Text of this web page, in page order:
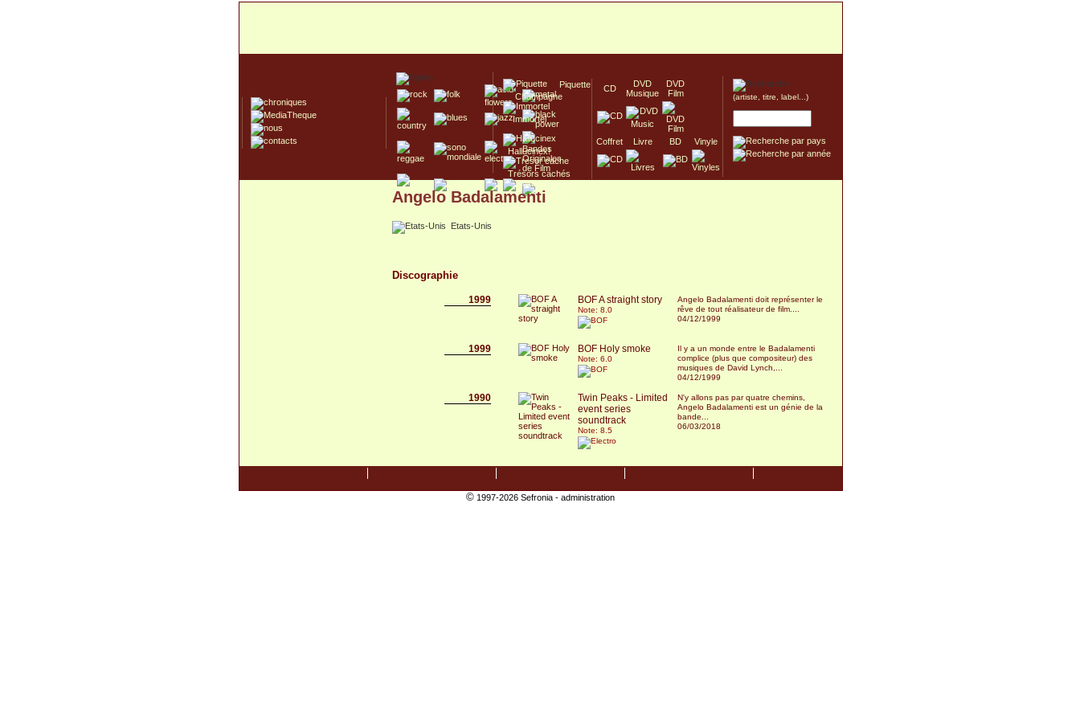
Piquette
Champagne
Immortel
Hallucinex!
Trésors cachés
Culte/Collector
CD
DVD
Musique
DVD
Film
Coffret Livre BD Vinyle
(artiste, titre, label...)
Angelo Badalamenti
Etats-Unis
Discographie
1999 BOF A straight story
Note: 8.0
Angelo Badalamenti doit représenter le
rêve de tout réalisateur de film....
04/12/1999
1999 BOF Holy smoke
Note: 6.0
Il y a un monde entre le Badalamenti
complice (plus que compositeur) des
musiques de David Lynch,...
04/12/1999
1990
Twin Peaks - Limited
event series
soundtrack
Note: 8.5
N'y allons pas par quatre chemins,
Angelo Badalamenti est un génie de la
bande...
06/03/2018
©1997-2026 Sefronia - administration